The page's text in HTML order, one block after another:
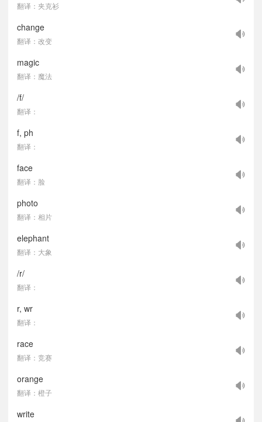
翻译：夹克衫
change
翻译：改变
magic
翻译：魔法
/f/
翻译：
f, ph
翻译：
face
翻译：脸
photo
翻译：相片
elephant
翻译：大象
/r/
翻译：
r, wr
翻译：
race
翻译：竞赛
orange
翻译：橙子
write